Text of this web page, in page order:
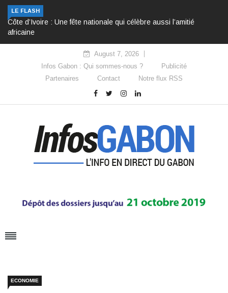
LE FLASH
Côte d’Ivoire : Une fête nationale qui célèbre aussi l’amitié
africaine
August 7, 2026
Infos Gabon : Qui sommes-nous ?
Publicité
Partenaires
Contact Notre flux RSS
ECONOMIE